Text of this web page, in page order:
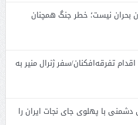
بحران نیست؛ خطر جنگ همچنان
تفرقه‌افکنان/سفر ژنرال منیر به
با پهلوی جای نجات ایران را